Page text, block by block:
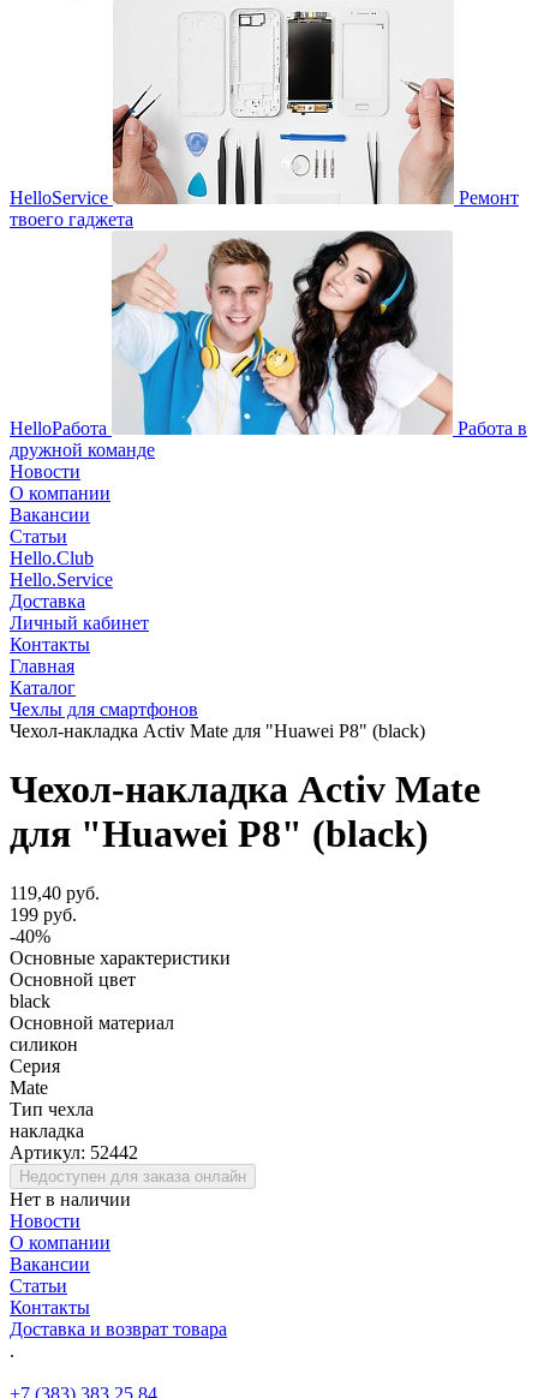
HelloService
Ремонт
твоего гаджета
HelloРабота
Работа в
дружной команде
Новости
О компании
Вакансии
Статьи
Hello.Club
Hello.Service
Доставка
Личный кабинет
Контакты
Главная
Каталог
Чехлы для смартфонов
Чехол-накладка Activ Mate для "Huawei P8" (black)
Чехол-накладка Activ Mate
для "Huawei P8" (black)
119,40 руб.
199 руб.
-40%
Основные характеристики
Основной цвет
black
Основной материал
силикон
Серия
Mate
Тип чехла
накладка
Артикул: 52442
Недоступен для заказа онлайн
Нет в наличии
Новости
О компании
Вакансии
Статьи
Контакты
Доставка и возврат товара
.
+7 (383) 383 25 84